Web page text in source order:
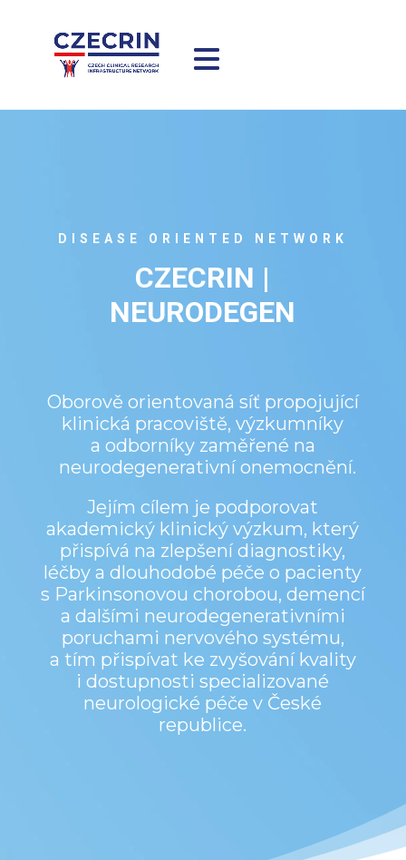
DISEASE ORIENTED NETWORK
CZECRIN |
NEURODEGEN
Oborově orientovaná síť propojující
klinická pracoviště, výzkumníky
a odborníky zaměřené na
neurodegenerativní onemocnění.
Jejím cílem je podporovat
akademický klinický výzkum, který
přispívá na zlepšení diagnostiky,
léčby a dlouhodobé péče o pacienty
s Parkinsonovou chorobou, demencí
a dalšími neurodegenerativními
poruchami nervového systému,
a tím přispívat ke zvyšování kvality
i dostupnosti specializované
neurologické péče v České
republice.